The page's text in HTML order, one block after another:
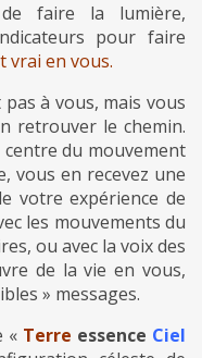
faire la lumière,
pour faire
vrai en vous.
à vous, mais vous
retrouver le chemin.
du mouvement
vous en recevez une
votre expérience de
les mouvements du
ou avec la voix des
de la vie en vous,
» messages.
« Terre essence Ciel